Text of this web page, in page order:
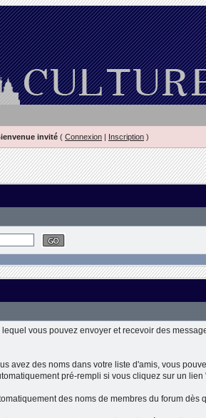
invité ( Connexion | Inscription )
vous pouvez envoyer et recevoir des
avez des noms dans votre liste d'amis, vous
pré-rempli si vous cliquez sur un
des noms de membres du forum dès